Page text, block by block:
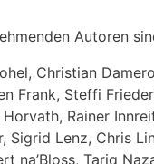
Autoren
Christian
Frank, Steffi
Rainer
Sigrid Lenz, Chris
Tariq